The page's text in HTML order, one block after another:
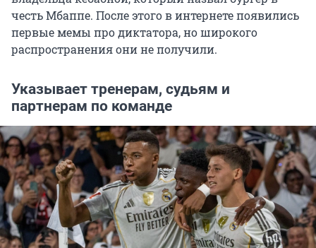
честь Мбаппе. После этого в интернете появились
первые мемы про диктатора, но широкого
распространения они не получили.
Указывает тренерам, судьям и
партнерам по команде